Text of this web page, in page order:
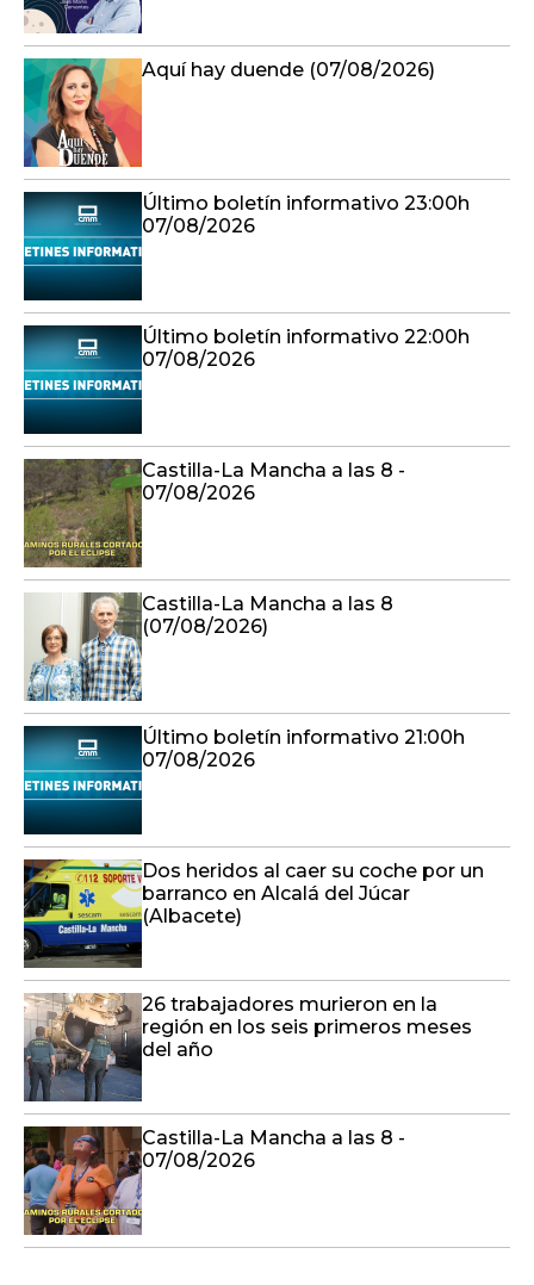
Aquí hay duende (07/08/2026)
Último boletín informativo 23:00h
07/08/2026
Último boletín informativo 22:00h
07/08/2026
Castilla-La Mancha a las 8 -
07/08/2026
Castilla-La Mancha a las 8
(07/08/2026)
Último boletín informativo 21:00h
07/08/2026
Dos heridos al caer su coche por un
barranco en Alcalá del Júcar
(Albacete)
26 trabajadores murieron en la
región en los seis primeros meses
del año
Castilla-La Mancha a las 8 -
07/08/2026